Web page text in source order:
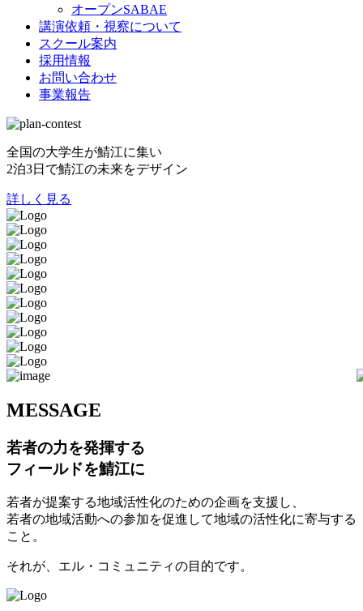
オープンSABAE
講演依頼・視察について
スクール案内
採用情報
お問い合わせ
事業報告
全国の大学生が鯖江に集い
2泊3日で鯖江の未来をデザイン
詳しく見る
MESSAGE
若者の力を発揮する
フィールドを鯖江に
若者が提案する地域活性化のための企画を支援し、
若者の地域活動への参加を促進して地域の活性化に寄与する
こと。
それが、エル・コミュニティの目的です。